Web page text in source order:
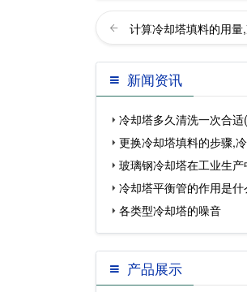
计算冷却塔填料的用
新闻资讯
冷却塔多久清洗一次合
更换冷却塔填料的步骤,
玻璃钢冷却塔在工业生
冷却塔平衡管的作用是什
各类型冷却塔的噪音
产品展示